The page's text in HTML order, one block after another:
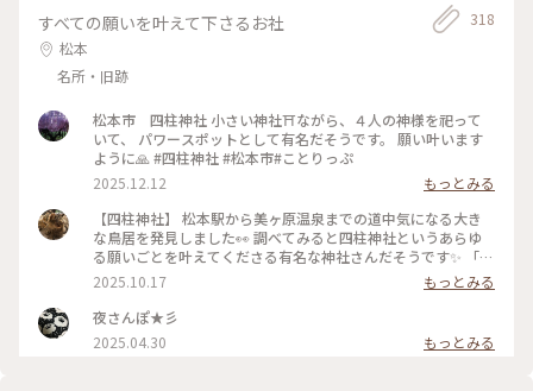
すべての願いを叶えて下さるお社
松本
名所・旧跡
318
松本市 四柱神社 小さい神社⛩️ながら、４人の神様を祀って
いて、 パワースポットとして有名だそうです。 願い叶います
ように🙏 #四柱神社 #松本市#ことりっぷ
2025.12.12
もっとみる
【四柱神社】 松本駅から美ヶ原温泉までの道中気になる大き
な鳥居を発見しました👀 調べてみると四柱神社というあらゆ
る願いごとを叶えてくださる有名な神社さんだそうです✨ 「よ
はしら」と読むそうで「しちゅう」って読んじゃった💦 松本
城から歩いて行ける距離だったので松本駅を目指すお散歩がて
ら邪魔してきました🙏 こちらの鳩さんですが鳩さんのお豆が
売られているからかとっても人慣れしているみたいで 餌やり
している少年の頭や肩に鳩が群がっていてとても楽しそうでし
2025.10.17
もっとみる
夜さんぽ★彡
2025.04.30
もっとみる